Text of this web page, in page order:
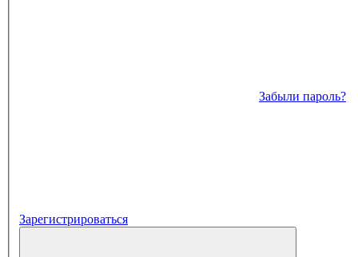
Забыли пароль?
Зарегистрироваться